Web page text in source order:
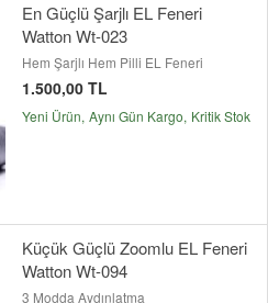
En Güçlü Şarjlı EL Feneri
Watton Wt-023
Hem Şarjlı Hem Pilli EL Feneri
1.500,00 TL
Yeni Ürün Aynı Gün Kargo Kritik Stok
Küçük Güçlü Zoomlu EL Feneri
Watton Wt-094
3 Modda Aydınlatma